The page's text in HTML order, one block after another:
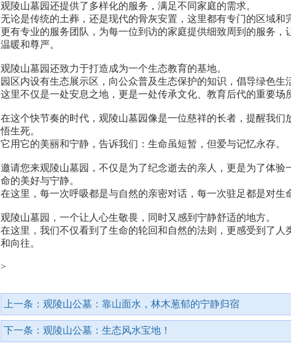
观陵山墓园还提供了多样化的服务，满足不同家庭的需求。
无论是传统的土葬，还是现代的骨灰安置，这里都有专门的区域和
更有专业的服务团队，为每一位到访的家庭提供细致周到的服务，
温暖和尊严。
观陵山墓园还致力于打造成为一个生态教育的基地。
园区内设有生态展示区，向公众普及生态保护的知识，倡导绿色生
这里不仅是一处安息之地，更是一处传承文化、教育后代的重要场
在这个快节奏的时代， 观陵山墓园像是一位慈祥的长者，提醒我们
悟生死。
它用它的美丽和宁静，告诉我们：生命虽短暂，但爱与记忆永存。
邀请您来观陵山墓园，不仅是为了纪念逝去的亲人，更是为了体验
命的美好与宁静。
在这里，每一次呼吸都是与自然的亲密对话，每一次驻足都是对生
观陵山墓园 ，一个让人心生敬畏，同时又感到宁静舒适的地方。
在这里，我们不仅看到了生命的轮回和自然的法则，更感受到了人
和向往。
>
上一条： 观陵山公墓：靠山面水，林木葱郁的宁静归宿
下一条： 观陵山公墓：生态风水宝地！